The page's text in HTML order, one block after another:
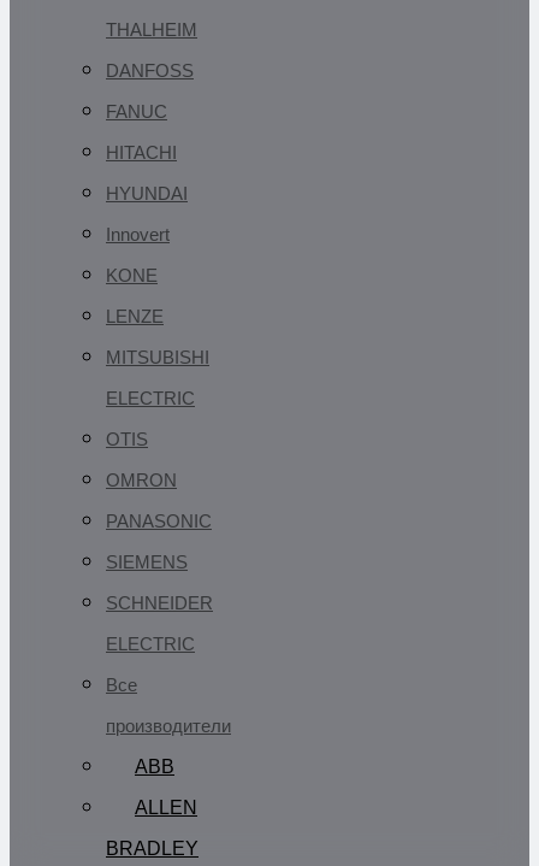
THALHEIM
DANFOSS
FANUC
HITACHI
HYUNDAI
Innovert
KONE
LENZE
MITSUBISHI
ELECTRIC
OTIS
OMRON
PANASONIC
SIEMENS
SCHNEIDER
ELECTRIC
Все
производители
ABB
ALLEN
BRADLEY